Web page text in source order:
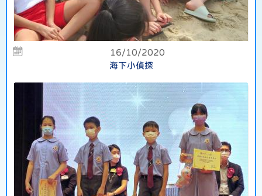
16/10/2020
海下小偵探